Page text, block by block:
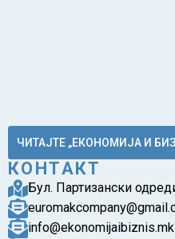
ЧИТАЈТЕ „ЕКОНОМИЈА И
КОНТАКТ
Бул. Партизански
info@ekonomijaibiznis.mk